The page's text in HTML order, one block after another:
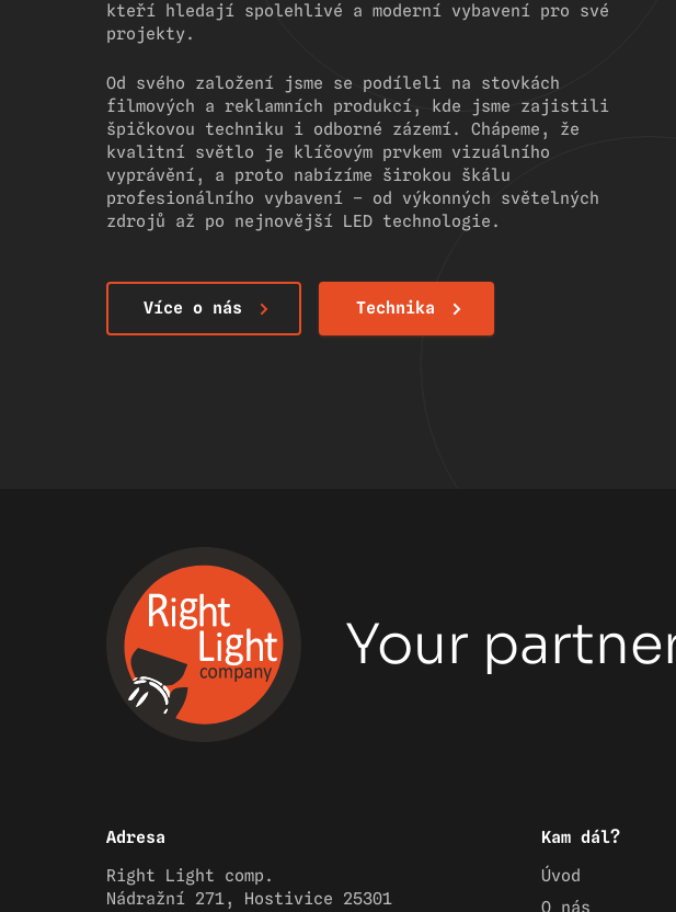
kteří hledají spolehlivé a moderní vybavení pro své
projekty.
Od svého založení jsme se podíleli na stovkách
filmových a reklamních produkcí, kde jsme zajistili
špičkovou techniku i odborné zázemí. Chápeme, že
kvalitní světlo je klíčovým prvkem vizuálního
vyprávění, a proto nabízíme širokou škálu
profesionálního vybavení – od výkonných světelných
zdrojů až po nejnovější LED technologie.
Více o nás Technika
Your
Adresa
Right Light comp.
Nádražní 271, Hostivice 25301
Kam dál?
Úvod